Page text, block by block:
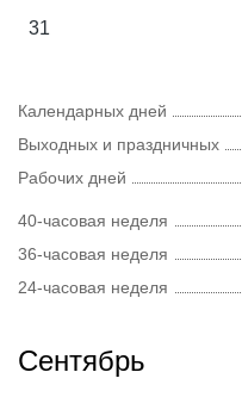
31
Календарных дней
Выходных и праздничных
Рабочих дней
40-часовая неделя
36-часовая неделя
24-часовая неделя
Сентябрь